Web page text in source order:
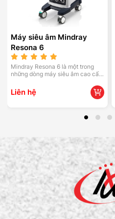
Máy siêu âm Mindray
Resona 6
Mindray Resona 6 là một trong
những dòng máy siêu âm cao cấp
biệt để đáp ứng nhu cầu chẩn
đoán hình ảnh đa dạng trong các
Liên hệ